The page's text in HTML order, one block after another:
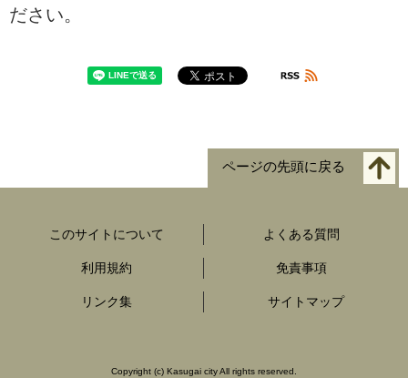
ださい。
ページの先頭に戻る
このサイトについて よくある質問
利用規約 免責事項
リンク集 サイトマップ
Copyright (c) Kasugai city All rights reserved.